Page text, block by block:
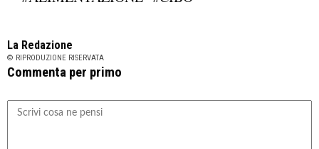
La Redazione
© RIPRODUZIONE RISERVATA
Commenta per primo